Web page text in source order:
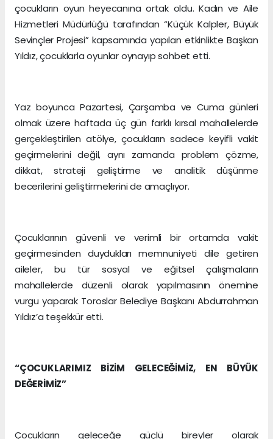
çocukların oyun heyecanına ortak oldu. Kadın ve Aile
Hizmetleri Müdürlüğü tarafından “Küçük Kalpler, Büyük
Sevinçler Projesi” kapsamında yapılan etkinlikte Başkan
Yıldız, çocuklarla oyunlar oynayıp sohbet etti.
Yaz boyunca Pazartesi, Çarşamba ve Cuma günleri
olmak üzere haftada üç gün farklı kırsal mahallelerde
gerçekleştirilen atölye, çocukların sadece keyifli vakit
geçirmelerini değil, aynı zamanda problem çözme,
dikkat, strateji geliştirme ve analitik düşünme
becerilerini geliştirmelerini de amaçlıyor.
Çocuklarının güvenli ve verimli bir ortamda vakit
geçirmesinden duydukları memnuniyeti dile getiren
aileler, bu tür sosyal ve eğitsel çalışmaların
mahallelerde düzenli olarak yapılmasının önemine
vurgu yaparak Toroslar Belediye Başkanı Abdurrahman
Yıldız’a teşekkür etti.
“ÇOCUKLARIMIZ BİZİM GELECEĞİMİZ, EN BÜYÜK
DEĞERİMİZ”
Çocukların geleceğe güçlü bireyler olarak